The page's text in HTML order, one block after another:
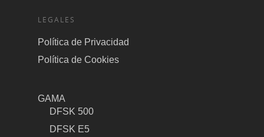
LEGALES
Política de Privacidad
Política de Cookies
GAMA
DFSK 500
DFSK E5